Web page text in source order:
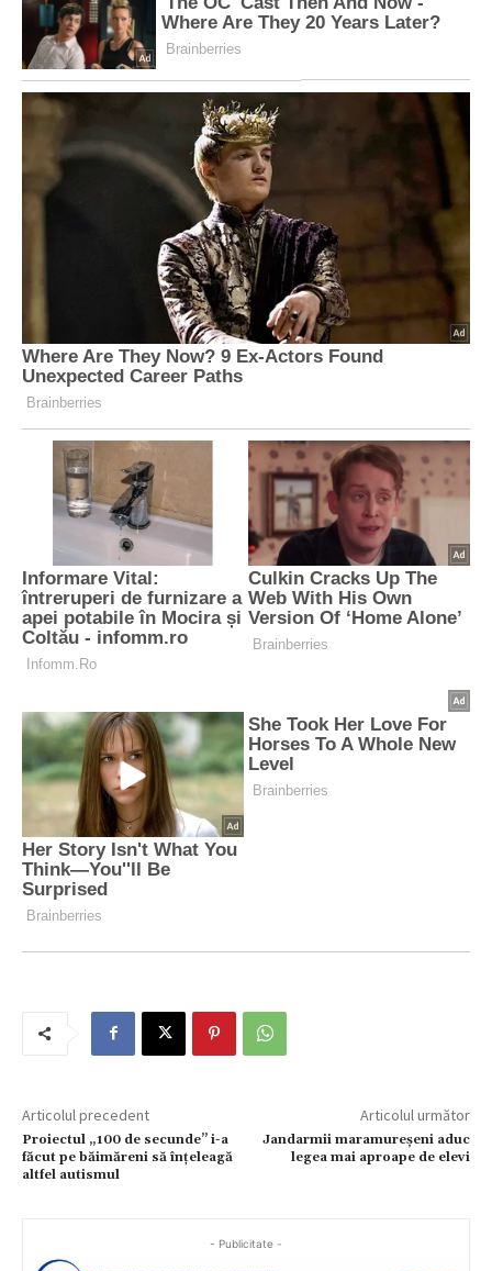
Articolul precedent
Proiectul „100 de secunde” i-a
făcut pe băimăreni să înțeleagă
altfel autismul
Articolul următor
Jandarmii maramureșeni aduc
legea mai aproape de elevi
- Publicitate -